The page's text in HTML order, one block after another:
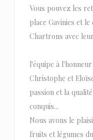
Vous pouvez les
place Gavinies et
Chartrons avec
l'équipe à
Christophe et
passion et la
conquis...
Nous avons le
fruits et légumes